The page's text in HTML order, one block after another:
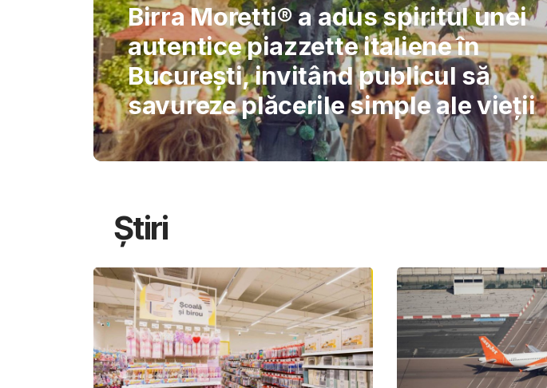
Richard Joannides, Verita
International School: Școlile nu pot
permite AI-ului să înlocuiască
gândirea elevilor
Știri